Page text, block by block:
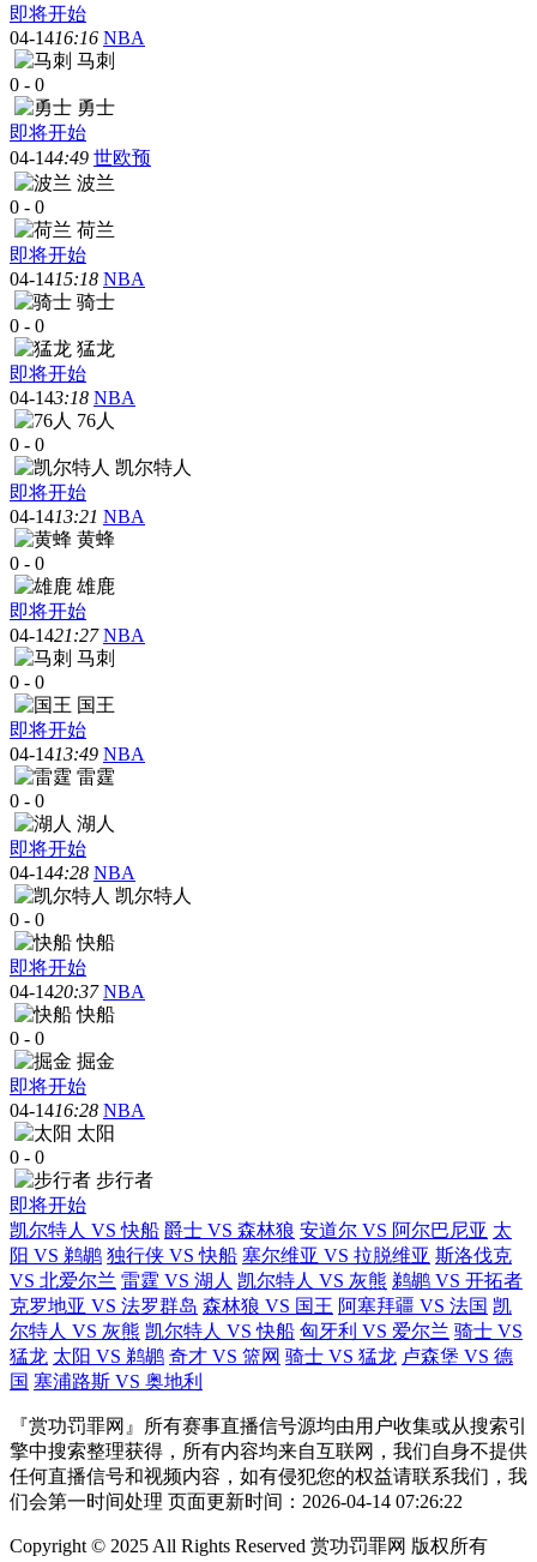
即将开始
04-1416:16 NBA
马刺
0 - 0
勇士
即将开始
04-144:49 世欧预
波兰
0 - 0
荷兰
即将开始
04-1415:18 NBA
骑士
0 - 0
猛龙
即将开始
04-143:18 NBA
76人
0 - 0
凯尔特人
即将开始
04-1413:21 NBA
黄蜂
0 - 0
雄鹿
即将开始
04-1421:27 NBA
马刺
0 - 0
国王
即将开始
04-1413:49 NBA
雷霆
0 - 0
湖人
即将开始
04-144:28 NBA
凯尔特人
0 - 0
快船
即将开始
04-1420:37 NBA
快船
0 - 0
掘金
即将开始
04-1416:28 NBA
太阳
0 - 0
步行者
即将开始
凯尔特人 VS 快船 爵士 VS 森林狼 安道尔 VS 阿尔巴尼亚 太
阳 VS 鹈鹕 独行侠 VS 快船 塞尔维亚 VS 拉脱维亚 斯洛伐克
VS 北爱尔兰 雷霆 VS 湖人 凯尔特人 VS 灰熊 鹈鹕 VS 开拓者
克罗地亚 VS 法罗群岛 森林狼 VS 国王 阿塞拜疆 VS 法国 凯
尔特人 VS 灰熊 凯尔特人 VS 快船 匈牙利 VS 爱尔兰 骑士 VS
猛龙 太阳 VS 鹈鹕 奇才 VS 篮网 骑士 VS 猛龙 卢森堡 VS 德
国 塞浦路斯 VS 奥地利
『赏功罚罪网』所有赛事直播信号源均由用户收集或从搜索引
擎中搜索整理获得，所有内容均来自互联网，我们自身不提供
任何直播信号和视频内容，如有侵犯您的权益请联系我们，我
们会第一时间处理 页面更新时间：2026-04-14 07:26:22
Copyright © 2025 All Rights Reserved 赏功罚罪网 版权所有